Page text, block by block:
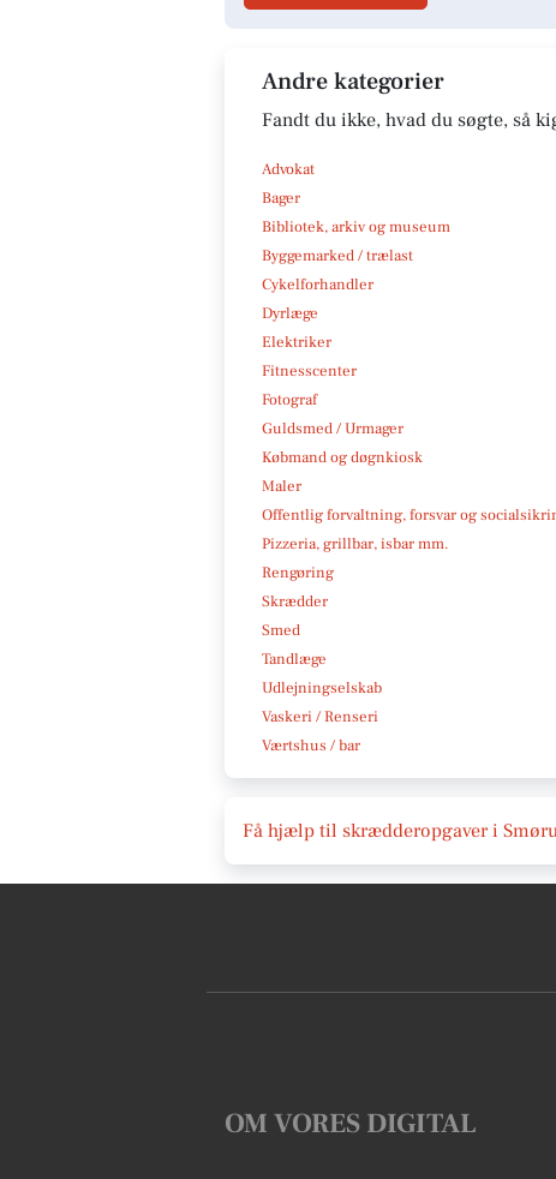
Andre kategorier
Fandt du ikke, hvad du søgte, så
Advokat
Bager
Bibliotek, arkiv og museum
Byggemarked / trælast
Cykelforhandler
Dyrlæge
Elektriker
Fitnesscenter
Fotograf
Guldsmed / Urmager
Købmand og døgnkiosk
Maler
Offentlig forvaltning, forsvar og
Pizzeria, grillbar, isbar mm.
Rengøring
Skrædder
Smed
Tandlæge
Udlejningselskab
Vaskeri / Renseri
Værtshus / bar
Få hjælp til skrædderopgaver i
OM VORES DIGITAL